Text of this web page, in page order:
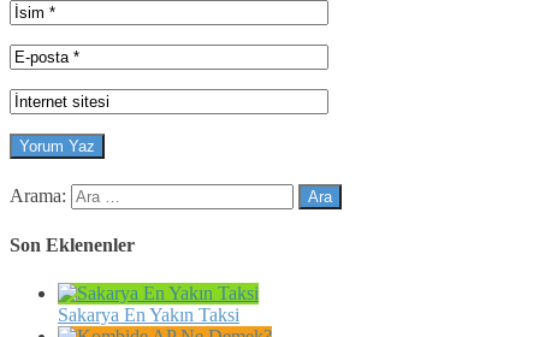
Arama:
Son Eklenenler
Sakarya En Yakın Taksi